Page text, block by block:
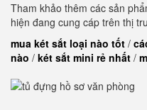
Tham khảo thêm các sản
hiện đang cung cáp trên thị
mua két sắt loại nào tốt /
nào / két sắt mini rẻ nhất /